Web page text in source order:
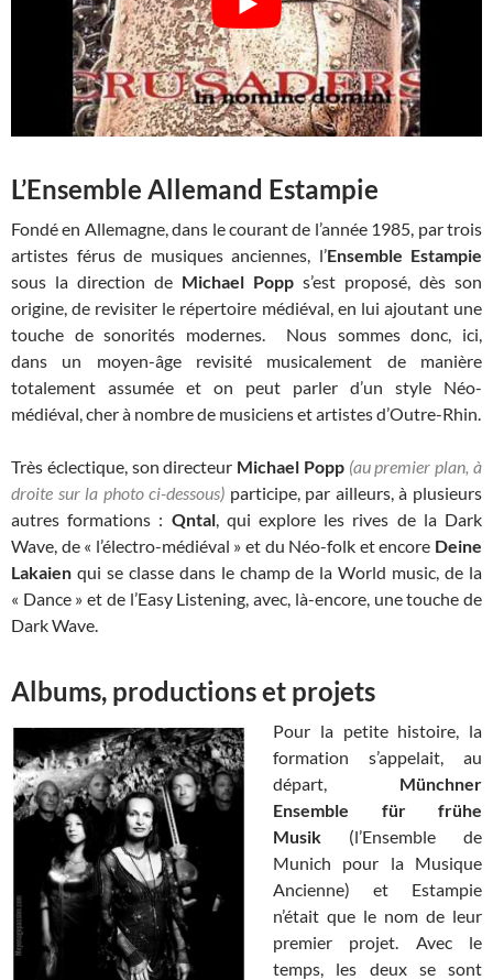
L’Ensemble Allemand Estampie
Fondé en Allemagne, dans le courant de l’année 1985, par trois
artistes férus de musiques anciennes, l’Ensemble Estampie
sous la direction de Michael Popp s’est proposé, dès son
origine, de revisiter le répertoire médiéval, en lui ajoutant une
touche de sonorités modernes. Nous sommes donc, ici,
dans un moyen-âge revisité musicalement de manière
totalement assumée et on peut parler d’un style Néo-
médiéval, cher à nombre de musiciens et artistes d’Outre-Rhin.
Très éclectique, son directeur Michael Popp (au premier plan, à
droite sur la photo ci-dessous) participe, par ailleurs, à plusieurs
autres formations : Qntal, qui explore les rives de la Dark
Wave, de « l’électro-médiéval » et du Néo-folk et encore Deine
Lakaien qui se classe dans le champ de la World music, de la
« Dance » et de l’Easy Listening, avec, là-encore, une touche de
Dark Wave.
Albums, productions et projets
Pour la petite histoire, la
formation s’appelait, au
départ, Münchner
Ensemble für frühe
Musik (l’Ensemble de
Munich pour la Musique
Ancienne) et Estampie
n’était que le nom de leur
premier projet. Avec le
temps, les deux se sont